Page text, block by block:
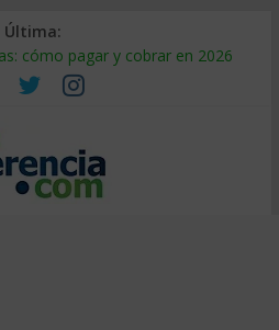
Última:
cómo pagar y cobrar en 2026
y por qué sale tan caro
cómo auditarla a tiempo
de suministro: qué hacer
cómo segmentarlo y venderle